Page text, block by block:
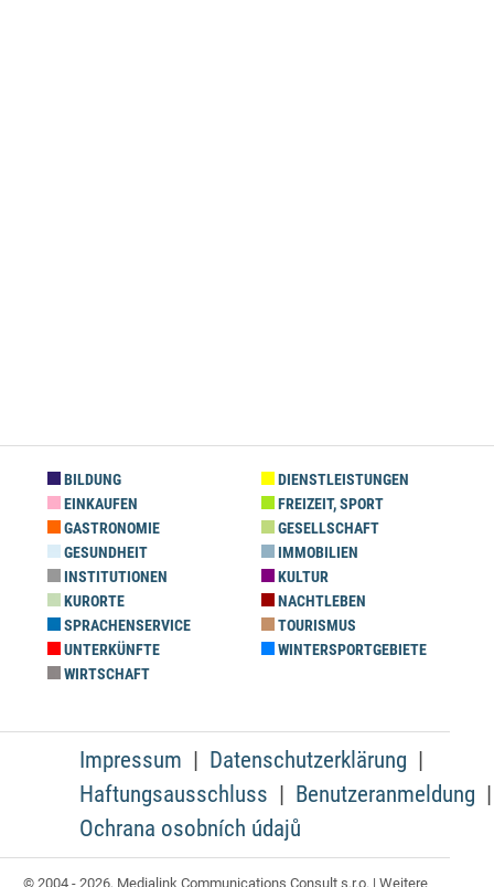
BILDUNG
DIENSTLEISTUNGEN
EINKAUFEN
FREIZEIT, SPORT
GASTRONOMIE
GESELLSCHAFT
GESUNDHEIT
IMMOBILIEN
INSTITUTIONEN
KULTUR
KURORTE
NACHTLEBEN
SPRACHENSERVICE
TOURISMUS
UNTERKÜNFTE
WINTERSPORTGEBIETE
WIRTSCHAFT
Impressum
Datenschutzerklärung
Haftungsausschluss
Benutzeranmeldung
Ochrana osobních údajů
© 2004 - 2026, Medialink Communications Consult s.r.o. | Weitere